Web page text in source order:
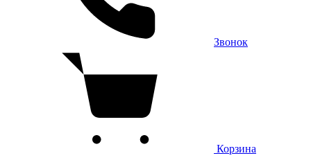
Звонок
Корзина